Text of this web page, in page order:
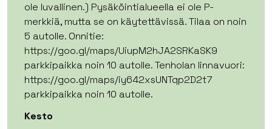
ole luvallinen.) Pysäköintialueella ei ole P-
merkkiä, mutta se on käytettävissä. Tilaa on noin
5 autolle. Onnitie:
https://goo.gl/maps/UiupM2hJA2SRKaSK9
parkkipaikka noin 10 autolle. Tenholan linnavuori:
https://goo.gl/maps/iy642xsUNTqp2D2t7
parkkipaikka noin 10 autolle.
Kesto